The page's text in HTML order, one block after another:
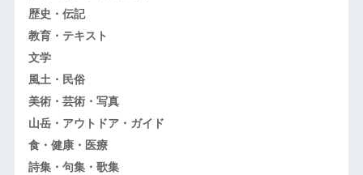
歴史・伝記
教育・テキスト
文学
風土・民俗
美術・芸術・写真
山岳・アウトドア・ガイド
食・健康・医療
詩集・句集・歌集